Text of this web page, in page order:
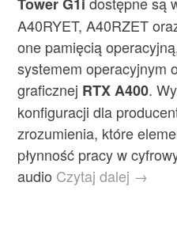
Tower G1i
A40RYET, A40RZET
one pamięcią
systemem operacyjnym
graficznej RTX A400.
konfiguracji dla
zrozumienia, które
płynność pracy w
audio Czytaj dalej →